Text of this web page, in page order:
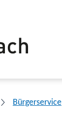
Bürgerservice